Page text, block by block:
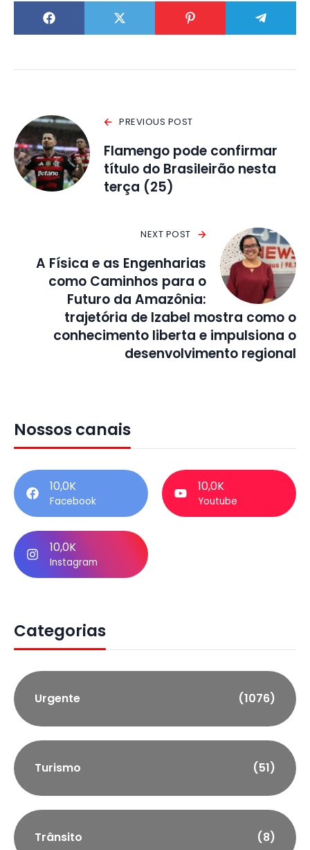
PREVIOUS POST
Flamengo pode confirmar
título do Brasileirão nesta
terça (25)
NEXT POST
A Física e as Engenharias
como Caminhos para o
Futuro da Amazônia:
trajetória de Izabel mostra como o
conhecimento liberta e impulsiona o
desenvolvimento regional
Nossos canais
10,0K
Facebook
10,0K
Youtube
10,0K
Instagram
Categorias
Urgente (1076)
Turismo (51)
Trânsito (8)